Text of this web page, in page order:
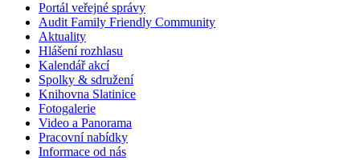
Portál veřejné správy
Audit Family Friendly Community
Aktuality
Hlášení rozhlasu
Kalendář akcí
Spolky & sdružení
Knihovna Slatinice
Fotogalerie
Video a Panorama
Pracovní nabídky
Informace od nás